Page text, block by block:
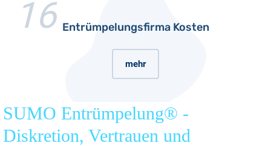
16 Entrümpelungsfirma Kosten
mehr
SUMO Entrümpelung® -
Diskretion, Vertrauen und